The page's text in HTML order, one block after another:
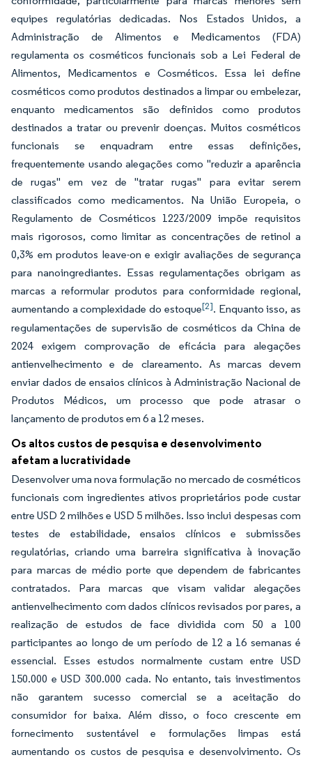
equipes regulatórias dedicadas. Nos Estados Unidos, a
Administração de Alimentos e Medicamentos (FDA)
regulamenta os cosméticos funcionais sob a Lei Federal de
Alimentos, Medicamentos e Cosméticos. Essa lei define
cosméticos como produtos destinados a limpar ou embelezar,
enquanto medicamentos são definidos como produtos
destinados a tratar ou prevenir doenças. Muitos cosméticos
funcionais se enquadram entre essas definições,
frequentemente usando alegações como "reduzir a aparência
de rugas" em vez de "tratar rugas" para evitar serem
classificados como medicamentos. Na União Europeia, o
Regulamento de Cosméticos 1223/2009 impõe requisitos
mais rigorosos, como limitar as concentrações de retinol a
0,3% em produtos leave-on e exigir avaliações de segurança
para nanoingrediantes. Essas regulamentações obrigam as
marcas a reformular produtos para conformidade regional,
aumentando a complexidade do estoque[2]. Enquanto isso, as
regulamentações de supervisão de cosméticos da China de
2024 exigem comprovação de eficácia para alegações
antienvelhecimento e de clareamento. As marcas devem
enviar dados de ensaios clínicos à Administração Nacional de
Produtos Médicos, um processo que pode atrasar o
lançamento de produtos em 6 a 12 meses.
Os altos custos de pesquisa e desenvolvimento
afetam a lucratividade
Desenvolver uma nova formulação no mercado de cosméticos
funcionais com ingredientes ativos proprietários pode custar
entre USD 2 milhões e USD 5 milhões. Isso inclui despesas com
testes de estabilidade, ensaios clínicos e submissões
regulatórias, criando uma barreira significativa à inovação
para marcas de médio porte que dependem de fabricantes
contratados. Para marcas que visam validar alegações
antienvelhecimento com dados clínicos revisados por pares, a
realização de estudos de face dividida com 50 a 100
participantes ao longo de um período de 12 a 16 semanas é
essencial. Esses estudos normalmente custam entre USD
150.000 e USD 300.000 cada. No entanto, tais investimentos
não garantem sucesso comercial se a aceitação do
consumidor for baixa. Além disso, o foco crescente em
fornecimento sustentável e formulações limpas está
aumentando os custos de pesquisa e desenvolvimento. Os